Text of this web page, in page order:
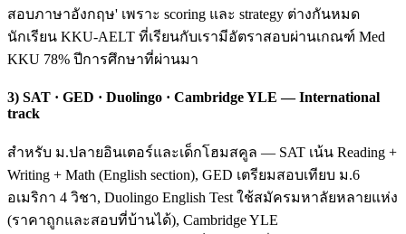
สอบภาษาอังกฤษ' เพราะ scoring และ strategy ต่างกันหมด
นักเรียน KKU-AELT ที่เรียนกับเรามีอัตราสอบผ่านเกณฑ์ Med
KKU 78% ปีการศึกษาที่ผ่านมา
3) SAT · GED · Duolingo · Cambridge YLE — International
track
สำหรับ ม.ปลายอินเตอร์และเด็กโฮมสคูล — SAT เน้น Reading +
Writing + Math (English section), GED เตรียมสอบเทียบ ม.6
อเมริกา 4 วิชา, Duolingo English Test ใช้สมัครมหาลัยหลายแห่ง
(ราคาถูกและสอบที่บ้านได้), Cambridge YLE